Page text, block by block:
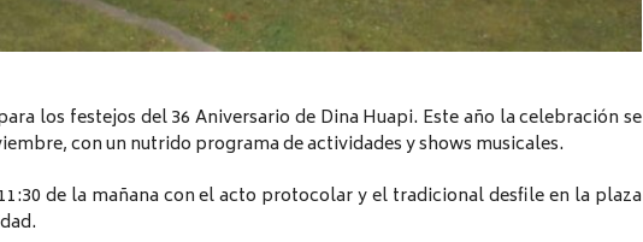
los festejos del 36 Aniversario de Dina Huapi. Este año la celebración se
con un nutrido programa de actividades y shows musicales.
de la mañana con el acto protocolar y el tradicional desfile en la plaza